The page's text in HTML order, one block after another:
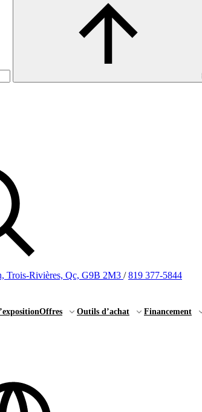
Trois-Rivières, Qc, G9B 2M3 / 819 377-5844
Offres Outils d’achat Financement